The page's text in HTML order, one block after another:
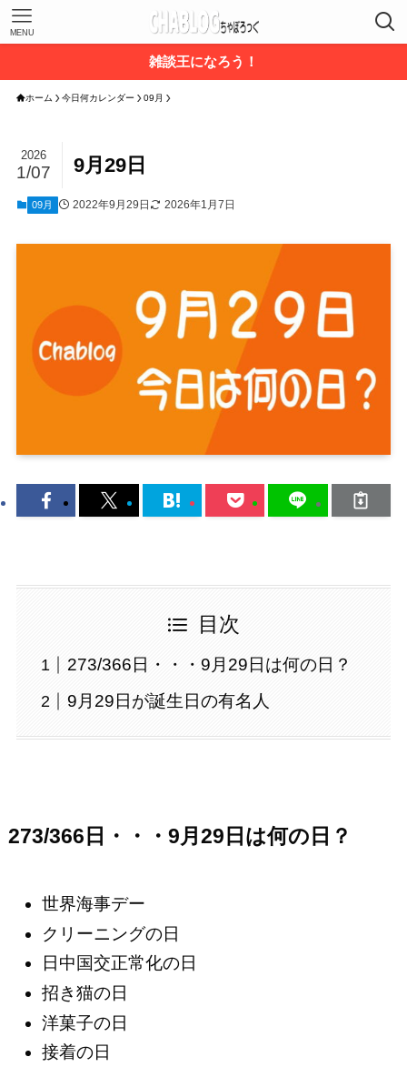
MENU
雑談王になろう！
ホーム 今日何カレンダー 09月
9月29日
2026
1/07
09月 2022年9月29日 2026年1月7日
目次
273/366日・・・9月29日は何の日？
9月29日が誕生日の有名人
273/366日・・・9月29日は何の日？
世界海事デー
クリーニングの日
日中国交正常化の日
招き猫の日
洋菓子の日
接着の日